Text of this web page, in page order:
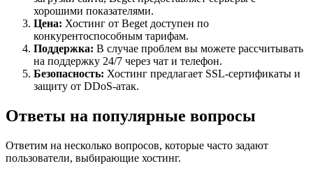
хорошими показателями.
Цена: Хостинг от Beget доступен по
конкурентоспособным тарифам.
Поддержка: В случае проблем вы можете рассчитывать
на поддержку 24/7 через чат и телефон.
Безопасность: Хостинг предлагает SSL-сертификаты и
защиту от DDoS-атак.
Ответы на популярные вопросы
Ответим на несколько вопросов, которые часто задают
пользователи, выбирающие хостинг.